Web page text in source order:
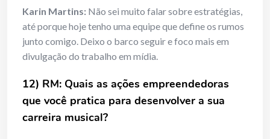
Karin Martins: Não sei muito falar sobre estratégias,
até porque hoje tenho uma equipe que define os rumos
junto comigo. Deixo o barco seguir e foco mais em
divulgação do trabalho em mídia.
12) RM: Quais as ações empreendedoras
que você pratica para desenvolver a sua
carreira musical?